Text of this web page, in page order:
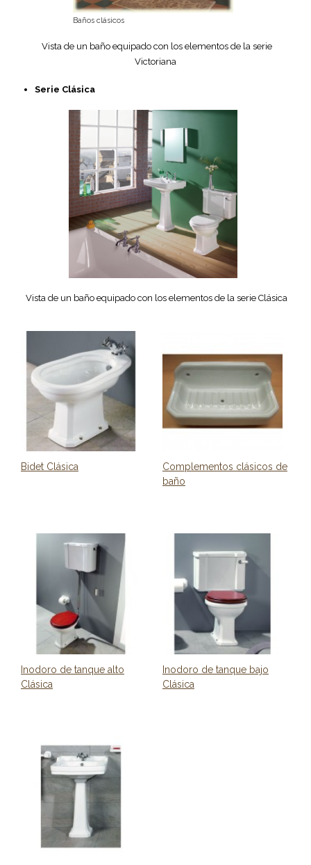
Baños clásicos
Vista de un baño equipado con los elementos de la serie
Victoriana
Serie Clásica
Vista de un baño equipado con los elementos de la serie Clásica
Bidet Clásica
Complementos clásicos de
baño
Inodoro de tanque alto
Clásica
Inodoro de tanque bajo
Clásica